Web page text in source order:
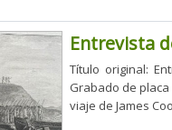
Entrevista
Título original:
Grabado de
viaje de James